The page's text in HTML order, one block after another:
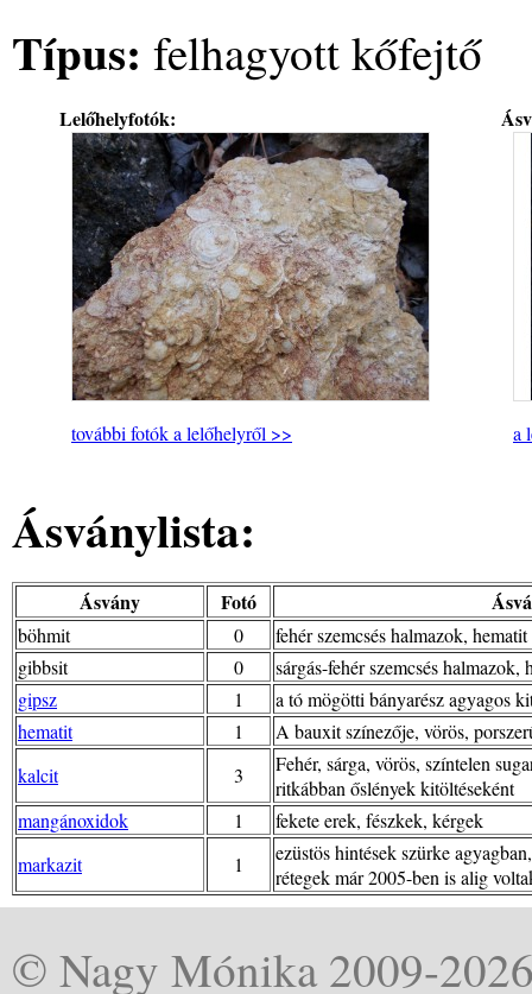
Típus: felhagyott kőfejtő
Lelőhelyfotók:
további fotók a lelőhelyről >> a
Ásványlista:
Ásvány Fotó
böhmit 0
fehér szemcsés halmazok,
gibbsit
0
sárgás-fehér szemcsés
gipsz
1
a tó mögötti bányarész agyagos
hematit
1
A bauxit színezője, vörös,
kalcit
3
Fehér, sárga, vörös, színtelen
ritkábban őslények kitöltéseként
mangánoxidok
1
fekete erek, fészkek, kérgek
markazit
1
ezüstös hintések szürke
rétegek már 2005-ben is alig
© Nagy Mónika 2009-